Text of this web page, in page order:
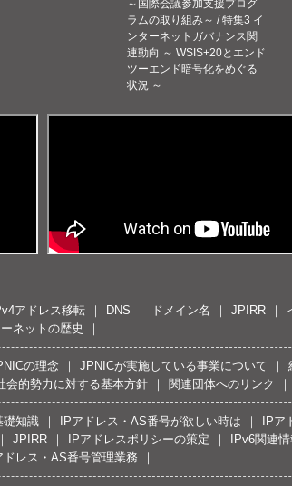
～国際会議参加支援プログ
ラムの取り組み～ / 特集3 イ
ンターネットガバナンス関
連動向 ～ WSIS+20とエンド
ツーエンド暗号化をめぐる
状況 ～
アドレス移転 DNS ドメイン名 JPIRR
ネットの歴史
の理念 JPNICが実施している事業について
会的勢力に対する基本方針 関連団体へのリンク
礎知識 IPアドレス・AS番号が欲しい時は IP
JPIRR IPアドレスポリシーの策定 IPv6関連
レス・AS番号管理業務